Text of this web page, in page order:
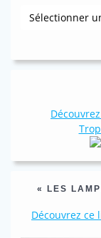
« LES
Découvrez ce